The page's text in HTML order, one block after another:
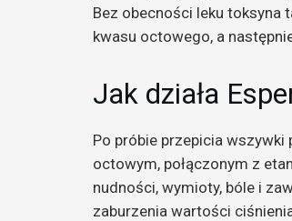
Bez obecności leku toksyna
kwasu octowego, a
Jak działa
Po próbie przepicia
octowym, połączonym z
nudności, wymioty, bóle i
zaburzenia wartości